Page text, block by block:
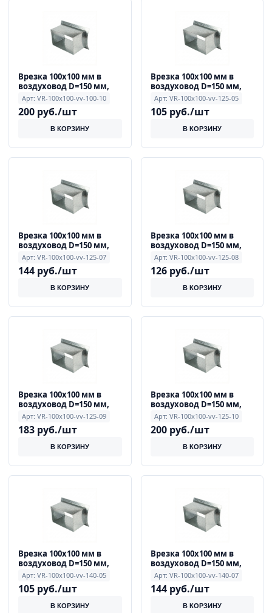
Врезка 100x100 мм в
воздуховод D=150 мм,
0.9 мм
Арт: VR-100x100-vv-100-10
200 руб./шт
В КОРЗИНУ
Врезка 100x100 мм в
воздуховод D=150 мм,
0.9 мм
Арт: VR-100x100-vv-125-05
105 руб./шт
В КОРЗИНУ
Врезка 100x100 мм в
воздуховод D=150 мм,
0.9 мм
Арт: VR-100x100-vv-125-07
144 руб./шт
В КОРЗИНУ
Врезка 100x100 мм в
воздуховод D=150 мм,
0.9 мм
Арт: VR-100x100-vv-125-08
126 руб./шт
В КОРЗИНУ
Врезка 100x100 мм в
воздуховод D=150 мм,
0.9 мм
Арт: VR-100x100-vv-125-09
183 руб./шт
В КОРЗИНУ
Врезка 100x100 мм в
воздуховод D=150 мм,
0.9 мм
Арт: VR-100x100-vv-125-10
200 руб./шт
В КОРЗИНУ
Врезка 100x100 мм в
воздуховод D=150 мм,
0.9 мм
Арт: VR-100x100-vv-140-05
105 руб./шт
В КОРЗИНУ
Врезка 100x100 мм в
воздуховод D=150 мм,
0.9 мм
Арт: VR-100x100-vv-140-07
144 руб./шт
В КОРЗИНУ